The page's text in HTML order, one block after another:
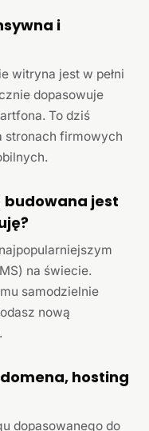
i
witryna jest w pełni
dopasowuje
To dziś
stronach firmowych
budowana jest
na świecie.
samodzielnie
nową
hosting
dopasowanego do